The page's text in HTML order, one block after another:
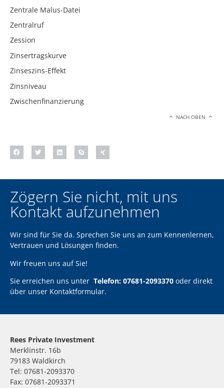
Zentrale Malus-Datei
Zentralruf
Zession
Zinsertragskurve
Zinseszins-Effekt
Zinsniveau
Zwischenfinanzierung
NACH OBEN
Zögern Sie nicht, mit uns
Kontakt aufzunehmen
Wir sind für Sie da. Sprechen Sie uns an zum Kennenlernen,
Vertrauen und Lösungen finden.
Wir freuen uns auf Sie!
Sie erreichen uns unter Telefon: 07681-2093370 oder direkt
über unser Kontaktformular.
Rees Private Investment
Merklinstr. 16b
79183 Waldkirch
Tel: 07681-2093370
Fax: 07681-2093371